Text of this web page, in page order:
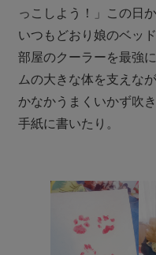
っこしよう！」この日
いつもどおり娘のベッ
部屋のクーラーを最強
ムの大きな体を支えな
かなかうまくいかず吹
手紙に書いたり。